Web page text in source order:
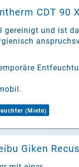
CDT 90
gereinigt und ist
(Miete)
Giken